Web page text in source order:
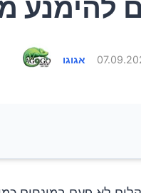
להימנע
אגוגו